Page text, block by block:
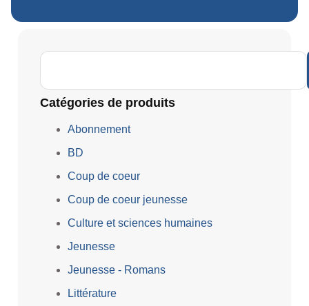
Catégories de produits
Abonnement
BD
Coup de coeur
Coup de coeur jeunesse
Culture et sciences humaines
Jeunesse
Jeunesse - Romans
Littérature